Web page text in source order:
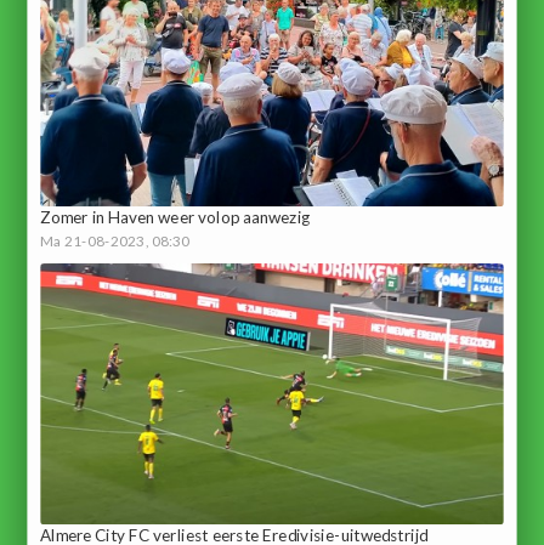
Zomer in Haven weer volop aanwezig
Ma 21-08-2023, 08:30
Almere City FC verliest eerste Eredivisie-uitwedstrijd